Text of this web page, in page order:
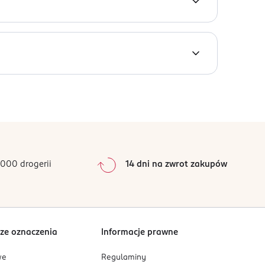
która zapewnia gładki poślizg i precyzję
0%
Sortowanie wgdata: od najnowszej
drogerii 14 dni na zwrot zakupów
oznaczenia Informacje prawne
Regulaminy